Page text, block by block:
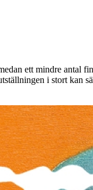
ett mindre antal
i stort kan